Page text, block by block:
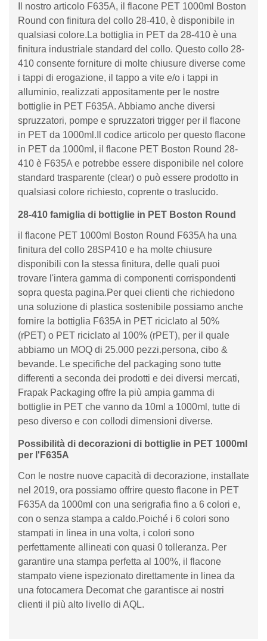
Il nostro articolo F635A, il flacone PET 1000ml Boston
Round con finitura del collo 28-410, è disponibile in
qualsiasi colore.La bottiglia in PET da 28-410 è una
finitura industriale standard del collo. Questo collo 28-
410 consente forniture di molte chiusure diverse come
i tappi di erogazione, il tappo a vite e/o i tappi in
alluminio, realizzati appositamente per le nostre
bottiglie in PET F635A. Abbiamo anche diversi
spruzzatori, pompe e spruzzatori trigger per il flacone
in PET da 1000ml.Il codice articolo per questo flacone
in PET da 1000ml, il flacone PET Boston Round 28-
410 è F635A e potrebbe essere disponibile nel colore
standard trasparente (clear) o può essere prodotto in
qualsiasi colore richiesto, coprente o traslucido.
28-410 famiglia di bottiglie in PET Boston Round
il flacone PET 1000ml Boston Round F635A ha una
finitura del collo 28SP410 e ha molte chiusure
disponibili con la stessa finitura, delle quali puoi
trovare l'intera gamma di componenti corrispondenti
sopra questa pagina.Per quei clienti che richiedono
una soluzione di plastica sostenibile possiamo anche
fornire la bottiglia F635A in PET riciclato al 50%
(rPET) o PET riciclato al 100% (rPET), per il quale
abbiamo un MOQ di 25.000 pezzi.persona, cibo &
bevande. Le specifiche del packaging sono tutte
differenti a seconda dei prodotti e dei diversi mercati,
Frapak Packaging offre la più ampia gamma di
bottiglie in PET che vanno da 10ml a 1000ml, tutte di
peso diverso e con collodi dimensioni diverse.
Possibilità di decorazioni di bottiglie in PET 1000ml
per l'F635A
Con le nostre nuove capacità di decorazione, installate
nel 2019, ora possiamo offrire questo flacone in PET
F635A da 1000ml con una serigrafia fino a 6 colori e,
con o senza stampa a caldo.Poiché i 6 colori sono
stampati in linea in una volta, i colori sono
perfettamente allineati con quasi 0 tolleranza. Per
garantire una stampa perfetta al 100%, il flacone
stampato viene ispezionato direttamente in linea da
una fotocamera Decomat che garantisce ai nostri
clienti il ​​più alto livello di AQL.